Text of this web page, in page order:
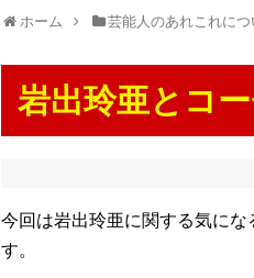
ホーム 芸能人のあれこれにつ
岩出玲亜とコ
今回は岩出玲亜に関する気に
す。